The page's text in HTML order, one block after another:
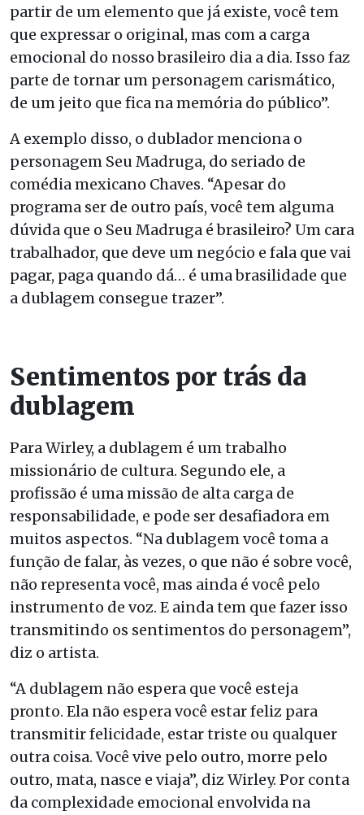
partir de um elemento que já existe, você tem
que expressar o original, mas com a carga
emocional do nosso brasileiro dia a dia. Isso faz
parte de tornar um personagem carismático,
de um jeito que fica na memória do público”.
A exemplo disso, o dublador menciona o
personagem Seu Madruga, do seriado de
comédia mexicano Chaves. “Apesar do
programa ser de outro país, você tem alguma
dúvida que o Seu Madruga é brasileiro? Um cara
trabalhador, que deve um negócio e fala que vai
pagar, paga quando dá… é uma brasilidade que
a dublagem consegue trazer”.
Sentimentos por trás da
dublagem
Para Wirley, a dublagem é um trabalho
missionário de cultura. Segundo ele, a
profissão é uma missão de alta carga de
responsabilidade, e pode ser desafiadora em
muitos aspectos. “Na dublagem você toma a
função de falar, às vezes, o que não é sobre você,
não representa você, mas ainda é você pelo
instrumento de voz. E ainda tem que fazer isso
transmitindo os sentimentos do personagem”,
diz o artista.
“A dublagem não espera que você esteja
pronto. Ela não espera você estar feliz para
transmitir felicidade, estar triste ou qualquer
outra coisa. Você vive pelo outro, morre pelo
outro, mata, nasce e viaja”, diz Wirley. Por conta
da complexidade emocional envolvida na